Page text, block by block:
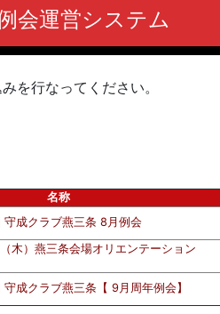
会運営システム
を行なってください。
名称
成クラブ燕三条 8月例会
木）燕三条会場オリエンテーション
成クラブ燕三条【 9月周年例会】